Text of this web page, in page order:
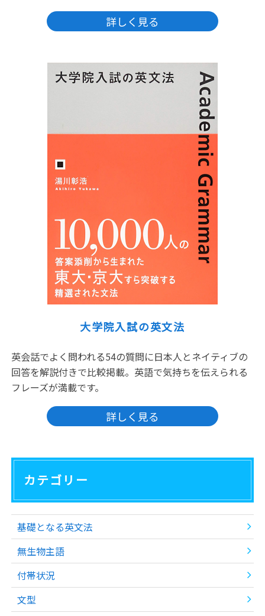
詳しく見る
大学院入試の英文法
英会話でよく問われる54の質問に日本人とネイティブの
回答を解説付きで比較掲載。英語で気持ちを伝えられる
フレーズが満載です。
詳しく見る
カテゴリー
基礎となる英文法
無生物主語
付帯状況
文型